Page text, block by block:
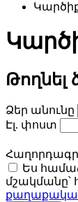
Թողնել
Ձեր անունը
Էլ. փոստ
Ես
մշակմանը՝